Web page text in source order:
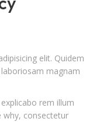
elit. Quidem
magnam
rem illum
why, consectetur